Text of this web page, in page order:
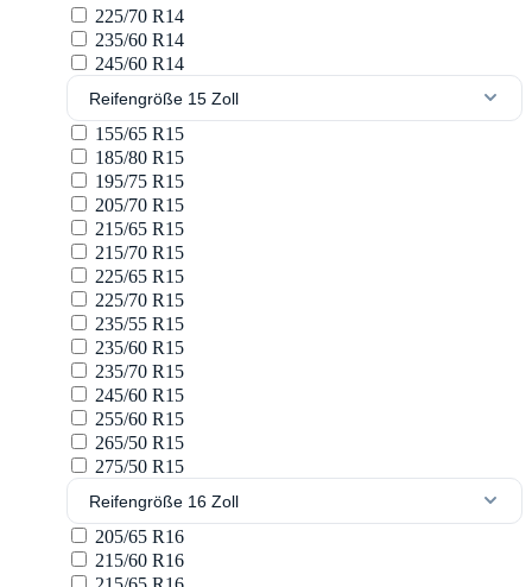
225/70 R14
235/60 R14
245/60 R14
Reifengröße 15 Zoll
155/65 R15
185/80 R15
195/75 R15
205/70 R15
215/65 R15
215/70 R15
225/65 R15
225/70 R15
235/55 R15
235/60 R15
235/70 R15
245/60 R15
255/60 R15
265/50 R15
275/50 R15
Reifengröße 16 Zoll
205/65 R16
215/60 R16